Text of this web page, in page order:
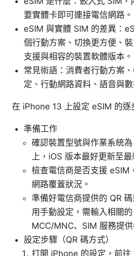
要實體卡即可連接電信網路。
eSIM 與實體 SIM 的差異：
個行動方案、切換更方便、
支援與相容的裝置軟體版本。
常見術語：消費者行動方案
定、行動網路資料、語音與數
在 iPhone 13 上設定 eSIM 的逐
準備工作
確認裝置型號與作業系統
上，iOS 版本最好更新至最
檢查電信商是否支援 eSIM
網路覆蓋狀況。
準備好電信商提供的 QR
用手動設定，需輸入相關的
MCC/MNC、SIM 服務提供
設定步驟（QR 碼方式）
打開 iPhone 的設定，前往